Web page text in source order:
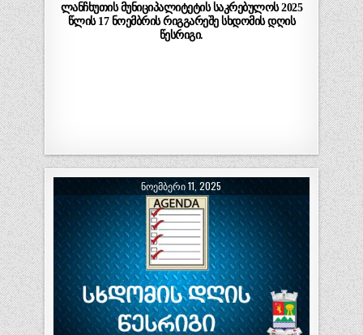
ლანჩხუთის მუნიციპალიტეტის საკრებულოს 2025
წლის 17 ნოემბრის რიგგარეშე სხდომის დღის
წესრიგი.
ᲜᲝᲔᲛᲑᲔᲠᲘ 11, 2025